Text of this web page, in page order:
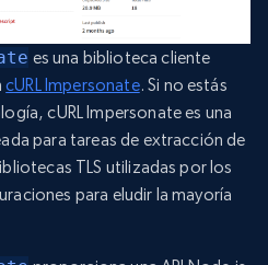
es una biblioteca cliente
cURL Impersonate. Si no estás
cURL Impersonate es una
para tareas de extracción de
TLS utilizadas por los
para eludir la mayoría